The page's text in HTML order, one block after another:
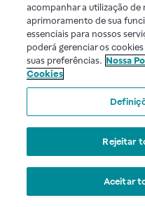
acompanhar a utilização de
aprimoramento de sua
essenciais para nossos
poderá gerenciar os
suas preferências. Nossa
Cookies
Rejeitar
Aceitar